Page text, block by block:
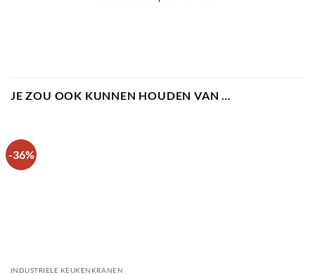
JE ZOU OOK KUNNEN HOUDEN VAN …
-36%
INDUSTRIELE KEUKENKRANEN